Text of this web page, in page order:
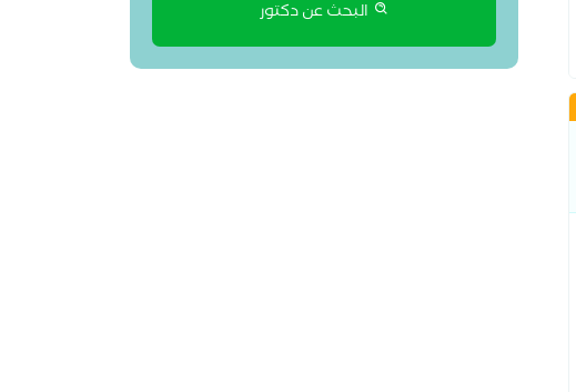
البحث عن دكتور